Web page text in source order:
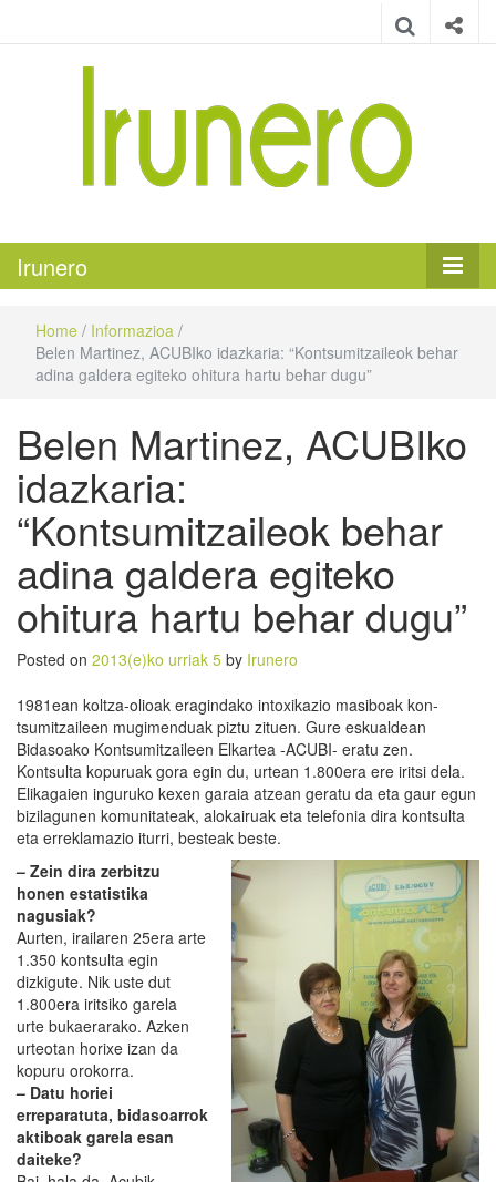
Irunero
Home / Informazioa /
Belen Martinez, ACUBIko idazkaria: “Kontsumitzaileok behar
adina galdera egiteko ohitura hartu behar dugu”
Belen Martinez, ACUBIko
idazkaria:
“Kontsumitzaileok behar
adina galdera egiteko
ohitura hartu behar dugu”
Posted on 2013(e)ko urriak 5 by Irunero
1981ean koltza-olioak eragindako intoxikazio masiboak kon-
tsumitzaileen mugimenduak piztu zituen. Gure eskualdean
Bidasoako Kontsumitzaileen Elkartea -ACUBI- eratu zen.
Kontsulta kopuruak gora egin du, urtean 1.800era ere iritsi dela.
Elikagaien inguruko kexen garaia atzean geratu da eta gaur egun
bizilagunen komunitateak, alokairuak eta telefonia dira kontsulta
eta erreklamazio iturri, besteak beste.
– Zein dira zerbitzu
honen estatistika
nagusiak?
Aurten, irailaren 25era arte
1.350 kontsulta egin
dizkigute. Nik uste dut
1.800era iritsiko garela
urte bukaerarako. Azken
urteotan horixe izan da
kopuru orokorra.
– Datu horiei
erreparatuta, bidasoarrok
aktiboak garela esan
daiteke?